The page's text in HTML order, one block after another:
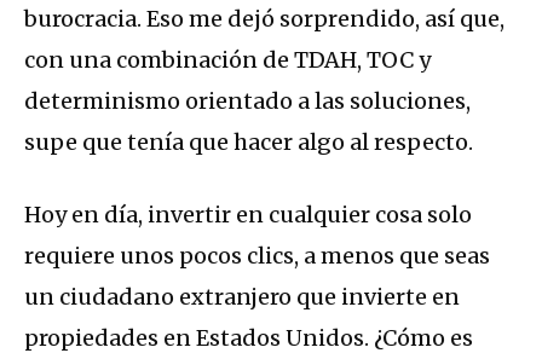
burocracia. Eso me dejó sorprendido, así que,
con una combinación de TDAH, TOC y
determinismo orientado a las soluciones,
supe que tenía que hacer algo al respecto.
Hoy en día, invertir en cualquier cosa solo
requiere unos pocos clics, a menos que seas
un ciudadano extranjero que invierte en
propiedades en Estados Unidos. ¿Cómo es